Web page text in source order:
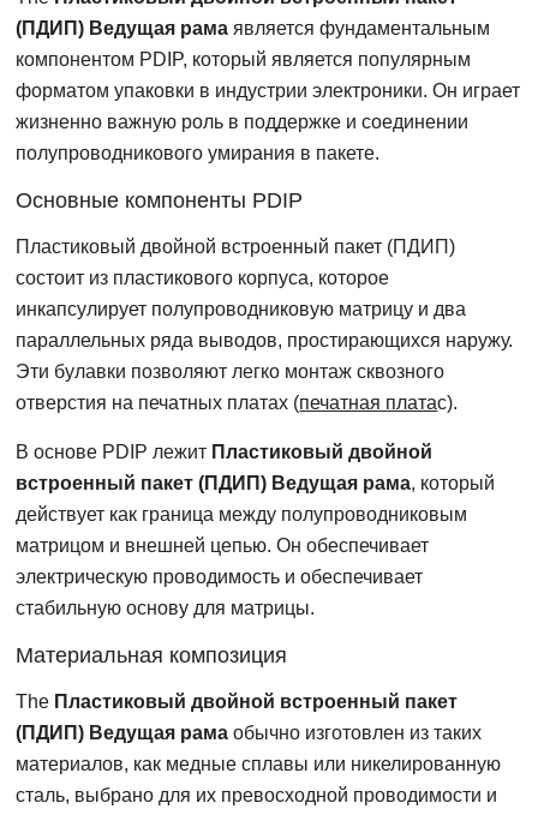
(ПДИП) Ведущая рама является фундаментальным
компонентом PDIP, который является популярным
форматом упаковки в индустрии электроники. Он играет
жизненно важную роль в поддержке и соединении
полупроводникового умирания в пакете.
Основные компоненты PDIP
Пластиковый двойной встроенный пакет (ПДИП)
состоит из пластикового корпуса, которое
инкапсулирует полупроводниковую матрицу и два
параллельных ряда выводов, простирающихся наружу.
Эти булавки позволяют легко монтаж сквозного
отверстия на печатных платах (печатная платас).
В основе PDIP лежит Пластиковый двойной
встроенный пакет (ПДИП) Ведущая рама, который
действует как граница между полупроводниковым
матрицом и внешней цепью. Он обеспечивает
электрическую проводимость и обеспечивает
стабильную основу для матрицы.
Материальная композиция
The Пластиковый двойной встроенный пакет
(ПДИП) Ведущая рама обычно изготовлен из таких
материалов, как медные сплавы или никелированную
сталь, выбрано для их превосходной проводимости и